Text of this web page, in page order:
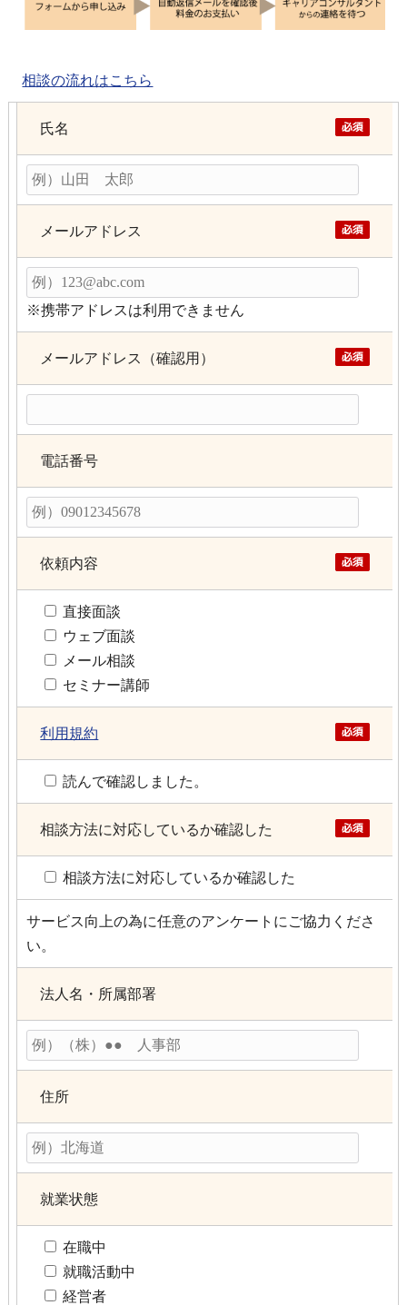
相談の流れはこちら
氏名
メールアドレス
※携帯アドレスは利用できません
メールアドレス（確認用）
電話番号
依頼内容
直接面談
ウェブ面談
メール相談
セミナー講師
利用規約
読んで確認しました。
相談方法に対応しているか確認した
相談方法に対応しているか確認した
サービス向上の為に任意のアンケートにご協力くださ
い。
法人名・所属部署
住所
就業状態
在職中
就職活動中
経営者